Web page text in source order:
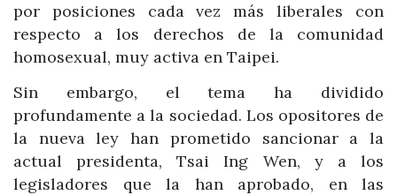
por posiciones cada vez más liberales con
respecto a los derechos de la comunidad
homosexual, muy activa en Taipei.
Sin embargo, el tema ha dividido
profundamente a la sociedad. Los opositores de
la nueva ley han prometido sancionar a la
actual presidenta, Tsai Ing Wen, y a los
legisladores que la han aprobado, en las